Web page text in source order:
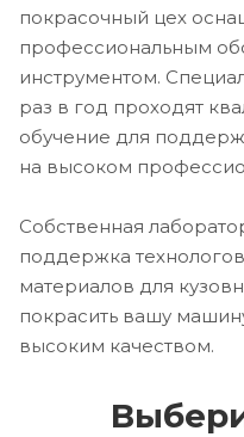
покрасочный цех
профессиональным
инструментом.
раз в год проходят
обучение для
на высоком
Собственная
поддержка
материалов для
покрасить вашу
высоким качеством.